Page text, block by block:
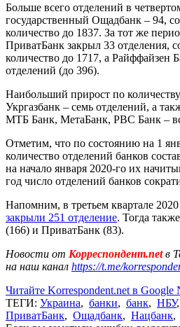
Больше всего отделений в
государственный Ощадбанк – 94,
количество до 1837. За тот же
ПриватБанк закрыл 33 отделения,
количество до 1717, а Райффайзен
отделений (до 396).
Наибольший прирост по
Укргазбанк – семь отделений, а
МТБ Банк, МетаБанк, РВС Банк –
Отметим, что по состоянию на 1
количество отделений банков
на начало января 2020-го их
год число отделений банков
Напомним, в третьем квартале 2020
закрыли 251 отделение. Тогда
(166) и ПриватБанк (83).
Новости от Корреспондент.netв
на наш канал https://t.me/
Читайте Korrespondent.net в Google
ТЕГИ: Украина, банки, банк, НБУ,
ПриватБанк, Ощадбанк, Нацбанк,